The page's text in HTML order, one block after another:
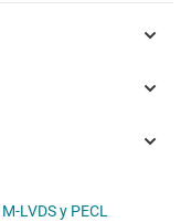
LVDS y PECL